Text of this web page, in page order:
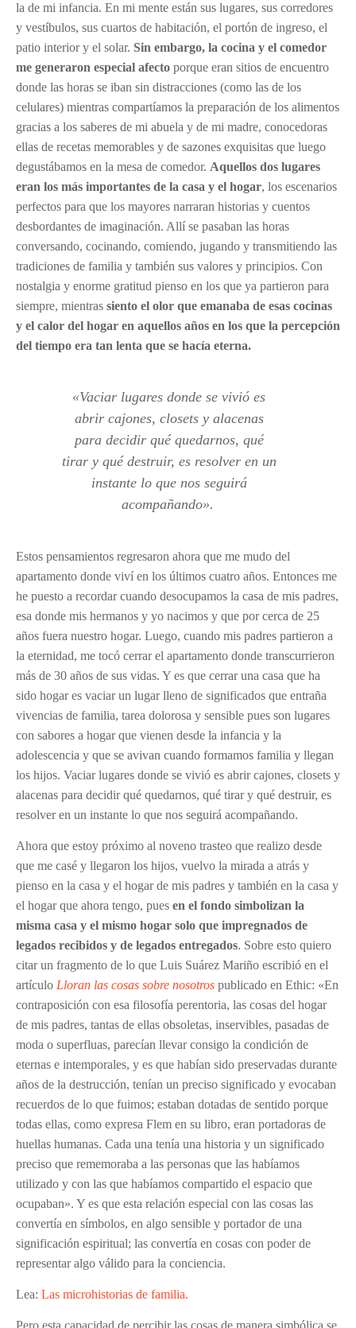
la de mi infancia. En mi mente están sus lugares, sus corredores
y vestíbulos, sus cuartos de habitación, el portón de ingreso, el
patio interior y el solar. Sin embargo, la cocina y el comedor
me generaron especial afecto porque eran sitios de encuentro
donde las horas se iban sin distracciones (como las de los
celulares) mientras compartíamos la preparación de los alimentos
gracias a los saberes de mi abuela y de mi madre, conocedoras
ellas de recetas memorables y de sazones exquisitas que luego
degustábamos en la mesa de comedor. Aquellos dos lugares
eran los más importantes de la casa y el hogar, los escenarios
perfectos para que los mayores narraran historias y cuentos
desbordantes de imaginación. Allí se pasaban las horas
conversando, cocinando, comiendo, jugando y transmitiendo las
tradiciones de familia y también sus valores y principios. Con
nostalgia y enorme gratitud pienso en los que ya partieron para
siempre, mientras siento el olor que emanaba de esas cocinas
y el calor del hogar en aquellos años en los que la percepción
del tiempo era tan lenta que se hacía eterna.
«Vaciar lugares donde se vivió es
abrir cajones, closets y alacenas
para decidir qué quedarnos, qué
tirar y qué destruir, es resolver en un
instante lo que nos seguirá
acompañando».
Estos pensamientos regresaron ahora que me mudo del
apartamento donde viví en los últimos cuatro años. Entonces me
he puesto a recordar cuando desocupamos la casa de mis padres,
esa donde mis hermanos y yo nacimos y que por cerca de 25
años fuera nuestro hogar. Luego, cuando mis padres partieron a
la eternidad, me tocó cerrar el apartamento donde transcurrieron
más de 30 años de sus vidas. Y es que cerrar una casa que ha
sido hogar es vaciar un lugar lleno de significados que entraña
vivencias de familia, tarea dolorosa y sensible pues son lugares
con sabores a hogar que vienen desde la infancia y la
adolescencia y que se avivan cuando formamos familia y llegan
los hijos. Vaciar lugares donde se vivió es abrir cajones, closets y
alacenas para decidir qué quedarnos, qué tirar y qué destruir, es
resolver en un instante lo que nos seguirá acompañando.
Ahora que estoy próximo al noveno trasteo que realizo desde
que me casé y llegaron los hijos, vuelvo la mirada a atrás y
pienso en la casa y el hogar de mis padres y también en la casa y
el hogar que ahora tengo, pues en el fondo simbolizan la
misma casa y el mismo hogar solo que impregnados de
legados recibidos y de legados entregados. Sobre esto quiero
citar un fragmento de lo que Luis Suárez Mariño escribió en el
artículo Lloran las cosas sobre nosotros publicado en Ethic: «En
contraposición con esa filosofía perentoria, las cosas del hogar
de mis padres, tantas de ellas obsoletas, inservibles, pasadas de
moda o superfluas, parecían llevar consigo la condición de
eternas e intemporales, y es que habían sido preservadas durante
años de la destrucción, tenían un preciso significado y evocaban
recuerdos de lo que fuimos; estaban dotadas de sentido porque
todas ellas, como expresa Flem en su libro, eran portadoras de
huellas humanas. Cada una tenía una historia y un significado
preciso que rememoraba a las personas que las habíamos
utilizado y con las que habíamos compartido el espacio que
ocupaban». Y es que esta relación especial con las cosas las
convertía en símbolos, en algo sensible y portador de una
significación espiritual; las convertía en cosas con poder de
representar algo válido para la conciencia.
Lea: Las microhistorias de familia.
Pero esta capacidad de percibir las cosas de manera simbólica se